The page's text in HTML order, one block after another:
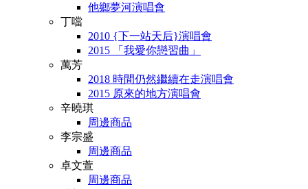
他鄉夢河演唱會
丁噹
2010 {下一站天后}演唱會
2015 「我愛你戀習曲」
萬芳
2018 時間仍然繼續在走演唱會
2015 原來的地方演唱會
辛曉琪
周邊商品
李宗盛
周邊商品
卓文萱
周邊商品